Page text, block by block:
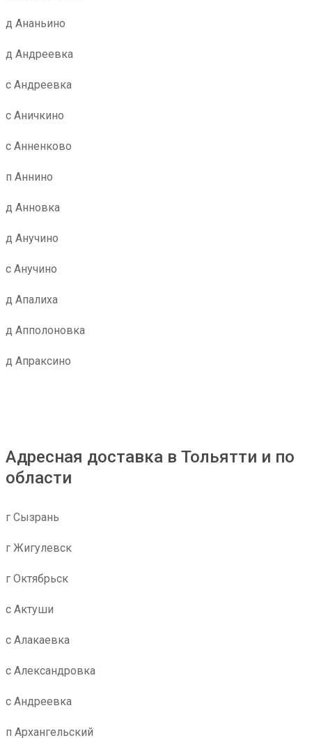
д Ананьино
д Андреевка
с Андреевка
с Аничкино
с Анненково
п Аннино
д Анновка
д Анучино
с Анучино
д Апалиха
д Апполоновка
д Апраксино
Адресная доставка в Тольятти и по
области
г Сызрань
г Жигулевск
г Октябрьск
с Актуши
с Алакаевка
с Александровка
с Андреевка
п Архангельский